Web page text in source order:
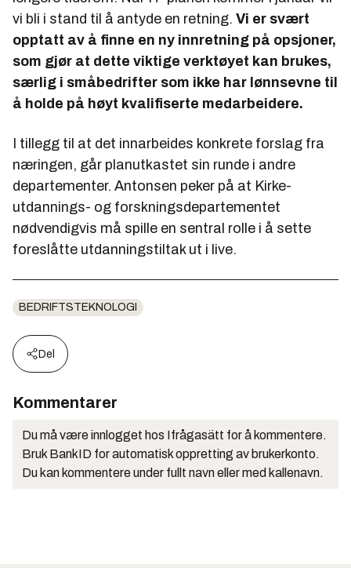
vi bli i stand til å antyde en retning. Vi er svært
opptatt av å finne en ny innretning på opsjoner,
som gjør at dette viktige verktøyet kan brukes,
særlig i småbedrifter som ikke har lønnsevne til
å holde på høyt kvalifiserte medarbeidere.
I tillegg til at det innarbeides konkrete forslag fra
næringen, går planutkastet sin runde i andre
departementer. Antonsen peker på at Kirke-
utdannings- og forskningsdepartementet
nødvendigvis må spille en sentral rolle i å sette
foreslåtte utdanningstiltak ut i live.
BEDRIFTSTEKNOLOGI
Del
Kommentarer
Du må være innlogget hos Ifrågasätt for å kommentere.
Bruk BankID for automatisk oppretting av brukerkonto.
Du kan kommentere under fullt navn eller med kallenavn.